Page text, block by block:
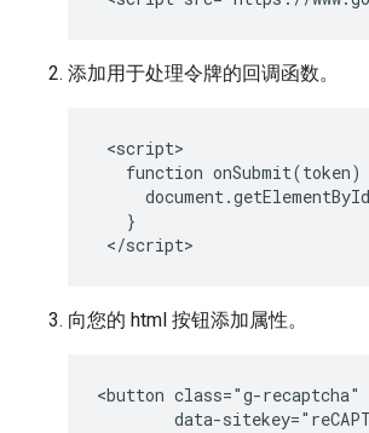
添加用于处理令牌的回调函数。
<script>
function onSubmit(token)
   }
向您的 html 按钮添加属性。
<button class="g-recaptcha"
data-